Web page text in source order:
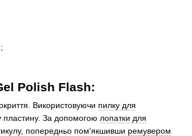
Polish Flash:
Використовуючи пилку для
пластину. За допомогою лопатки для
попередньо пом'якшивши ремувером